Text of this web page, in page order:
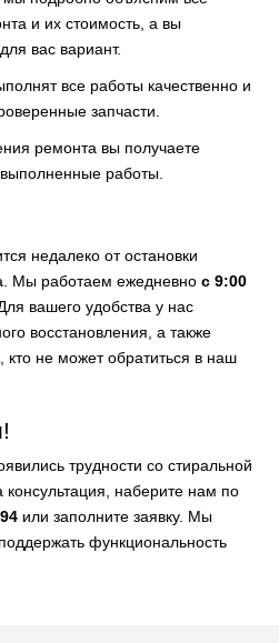
и их стоимость, а вы
вас вариант.
все работы качественно и
запчасти.
ремонта вы получаете
работы.
недалеко от остановки
Мы работаем ежедневно с 9:00
Для вашего удобства у нас
восстановления, а также
кто не может обратиться в наш
трудности со стиральной
наберите нам по
или заполните заявку. Мы
функциональность